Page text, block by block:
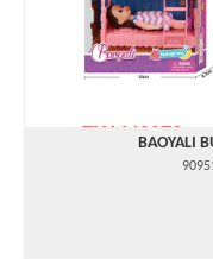
BAOYALI